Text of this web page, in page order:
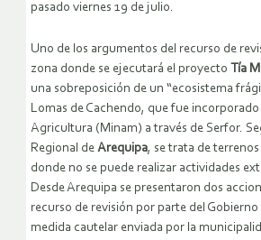
pasado viernes 19 de julio.
Uno de los argumentos del recurso de
zona donde se ejecutará el proyecto Tía
una sobreposición de un “ecosistema
Lomas de Cachendo, que fue
Agricultura (Minam) a través de Serfor.
Regional de Arequipa, se trata de
donde no se puede realizar actividades
Desde Arequipa se presentaron dos
recurso de revisión por parte del Gobierno
medida cautelar enviada por la